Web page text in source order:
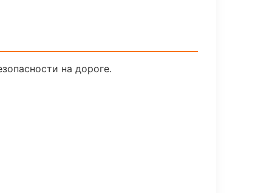
на дороге.